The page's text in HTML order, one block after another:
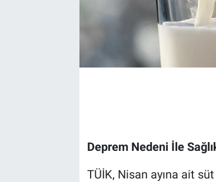
Deprem Nedeni İle
TÜİK, Nisan ayına ait